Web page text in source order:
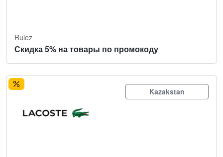
Rulez
Скидка 5% на товары по промокоду
Kazakstan